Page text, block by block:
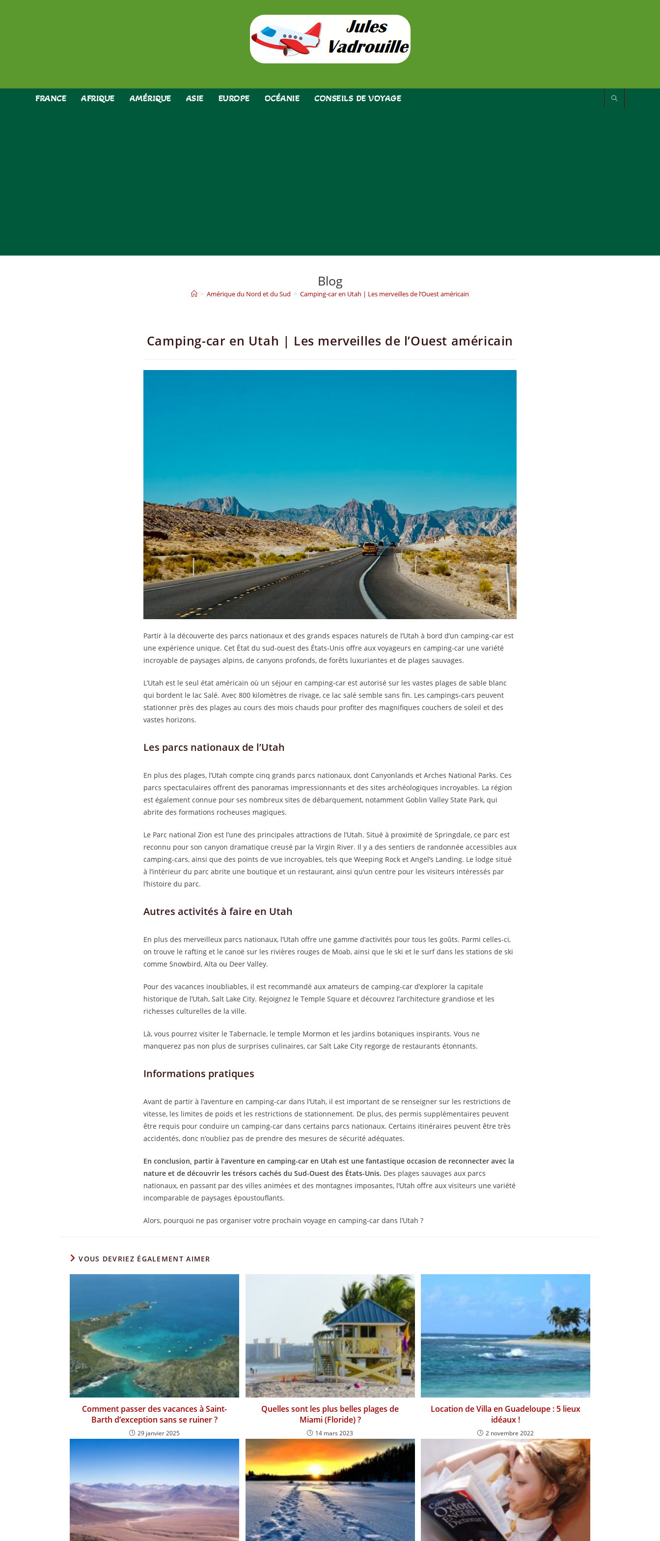
FRANCE AFRIQUE AMÉRIQUE ASIE EUROPE OCÉANIE CONSEILS DE VOYAGE
Blog
> Amérique du Nord et du Sud > Camping-car en Utah | Les merveilles de l’Ouest américain
Camping-car en Utah | Les merveilles de l’Ouest américain
Partir à la découverte des parcs nationaux et des grands espaces naturels de l’Utah à bord d’un camping-car est
une expérience unique. Cet État du sud-ouest des États-Unis offre aux voyageurs en camping-car une variété
incroyable de paysages alpins, de canyons profonds, de forêts luxuriantes et de plages sauvages.
L’Utah est le seul état américain où un séjour en camping-car est autorisé sur les vastes plages de sable blanc
qui bordent le lac Salé. Avec 800 kilomètres de rivage, ce lac salé semble sans fin. Les campings-cars peuvent
stationner près des plages au cours des mois chauds pour profiter des magnifiques couchers de soleil et des
vastes horizons.
Les parcs nationaux de l’Utah
En plus des plages, l’Utah compte cinq grands parcs nationaux, dont Canyonlands et Arches National Parks. Ces
parcs spectaculaires offrent des panoramas impressionnants et des sites archéologiques incroyables. La région
est également connue pour ses nombreux sites de débarquement, notamment Goblin Valley State Park, qui
abrite des formations rocheuses magiques.
Le Parc national Zion est l’une des principales attractions de l’Utah. Situé à proximité de Springdale, ce parc est
reconnu pour son canyon dramatique creusé par la Virgin River. Il y a des sentiers de randonnée accessibles aux
camping-cars, ainsi que des points de vue incroyables, tels que Weeping Rock et Angel’s Landing. Le lodge situé
à l’intérieur du parc abrite une boutique et un restaurant, ainsi qu’un centre pour les visiteurs intéressés par
l’histoire du parc.
Autres activités à faire en Utah
En plus des merveilleux parcs nationaux, l’Utah offre une gamme d’activités pour tous les goûts. Parmi celles-ci,
on trouve le rafting et le canoë sur les rivières rouges de Moab, ainsi que le ski et le surf dans les stations de ski
comme Snowbird, Alta ou Deer Valley.
Pour des vacances inoubliables, il est recommandé aux amateurs de camping-car d’explorer la capitale
historique de l’Utah, Salt Lake City. Rejoignez le Temple Square et découvrez l’architecture grandiose et les
richesses culturelles de la ville.
Là, vous pourrez visiter le Tabernacle, le temple Mormon et les jardins botaniques inspirants. Vous ne
manquerez pas non plus de surprises culinaires, car Salt Lake City regorge de restaurants étonnants.
Informations pratiques
Avant de partir à l’aventure en camping-car dans l’Utah, il est important de se renseigner sur les restrictions de
vitesse, les limites de poids et les restrictions de stationnement. De plus, des permis supplémentaires peuvent
être requis pour conduire un camping-car dans certains parcs nationaux. Certains itinéraires peuvent être très
accidentés, donc n’oubliez pas de prendre des mesures de sécurité adéquates.
En conclusion, partir à l’aventure en camping-car en Utah est une fantastique occasion de reconnecter avec la
nature et de découvrir les trésors cachés du Sud-Ouest des États-Unis. Des plages sauvages aux parcs
nationaux, en passant par des villes animées et des montagnes imposantes, l’Utah offre aux visiteurs une variété
incomparable de paysages époustouflants.
Alors, pourquoi ne pas organiser votre prochain voyage en camping-car dans l’Utah ?
VOUS DEVRIEZ ÉGALEMENT AIMER
Comment passer des vacances à Saint-
Barth d’exception sans se ruiner ?
29 janvier 2025
Quelles sont les plus belles plages de
Miami (Floride) ?
14 mars 2023
Location de Villa en Guadeloupe : 5 lieux
idéaux !
2 novembre 2022